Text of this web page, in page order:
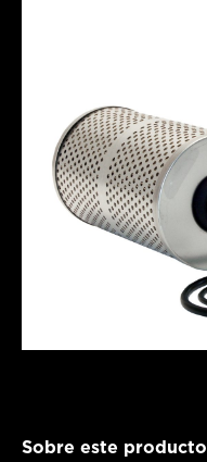
Sobre este producto